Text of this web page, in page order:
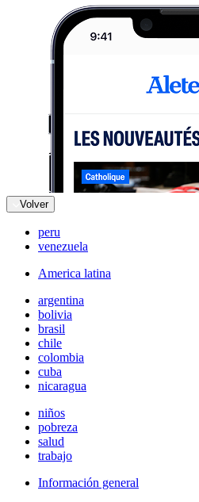
Volver
peru
venezuela
America latina
argentina
bolivia
brasil
chile
colombia
cuba
nicaragua
niños
pobreza
salud
trabajo
Información general